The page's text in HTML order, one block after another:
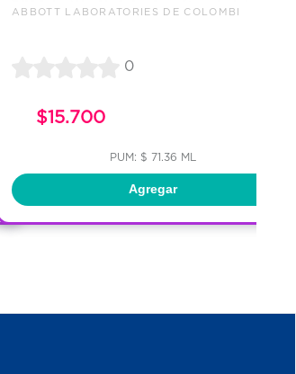
ABBOTT LABORATORIES DE COLOMBI
0
$15.700
PUM: $ 71.36 ML
Agregar